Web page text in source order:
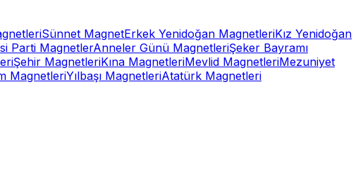
Sünnet MagnetErkek Yenidoğan MagnetleriKız Yenidoğan
Parti MagnetlerAnneler Günü MagnetleriŞeker Bayramı
Şehir MagnetleriKına MagnetleriMevlid MagnetleriMezuniyet
MagnetleriYılbaşı MagnetleriAtatürk Magnetleri